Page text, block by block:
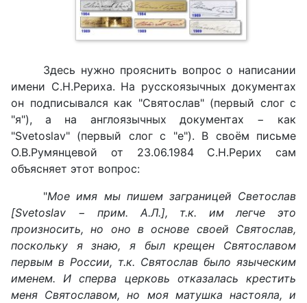
Здесь нужно прояснить вопрос о написании
имени С.Н.Рериха. На русскоязычных документах
он подписывался как "Святослав" (первый слог с
"я"), а на англоязычных документах − как
"Svetoslav" (первый слог с "e"). В своём письме
О.В.Румянцевой от 23.06.1984 С.Н.Рерих сам
объясняет этот вопрос:
"Мое имя мы пишем заграницей Светослав
[Svetoslav − прим. А.Л.], т.к. им легче это
произносить, но оно в основе своей Святослав,
поскольку я знаю, я был крещен Святославом
первым в России, т.к. Святослав было языческим
именем. И сперва церковь отказалась крестить
меня Святославом, но моя матушка настояла, и